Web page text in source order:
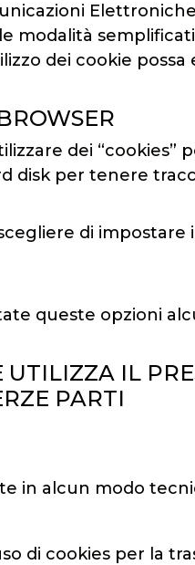
modalità
dei cookie
dei “cookies”
disk per tenere
di
queste opzioni
IL
PARTI
in alcun modo
di cookies per la